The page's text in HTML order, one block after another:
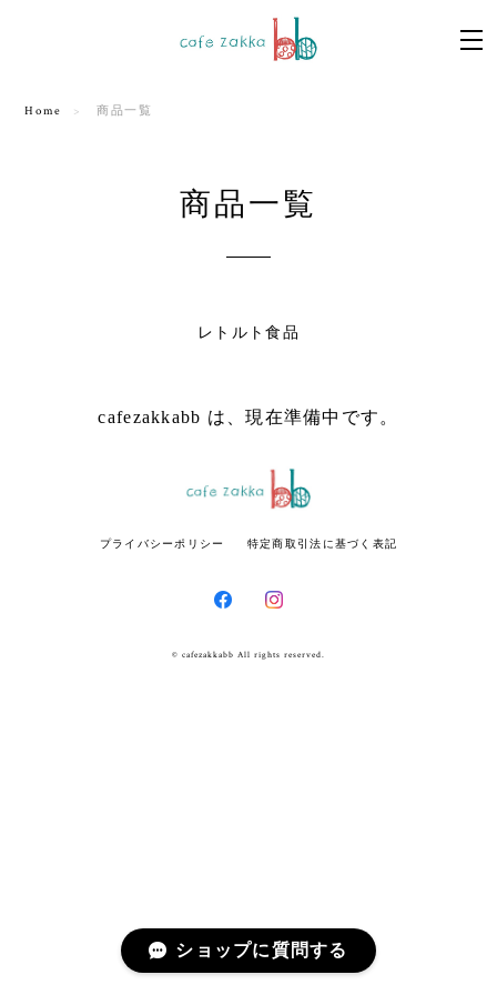
Home 商品一覧
商品一覧
レトルト食品
cafezakkabb は、現在準備中です。
プライバシーポリシー 特定商取引法に基づく表記
© cafezakkabb All rights reserved.
ショップに質問する